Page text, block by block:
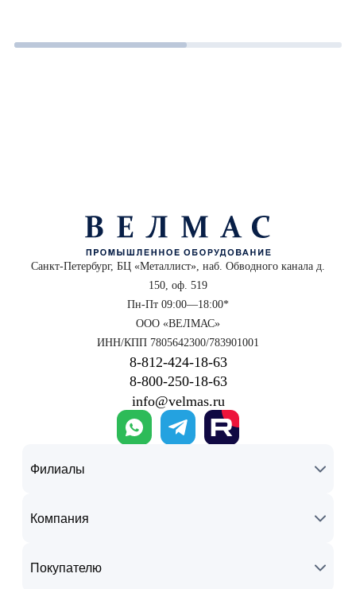
Санкт-Петербург, БЦ «Металлист», наб. Обводного канала д.
150, оф. 519
Пн-Пт 09:00—18:00*
ООО «ВЕЛМАС»
ИНН/КПП 7805642300/783901001
8‑812‑424‑18‑63
8‑800‑250‑18‑63
info@velmas.ru
Филиалы
Компания
Покупателю